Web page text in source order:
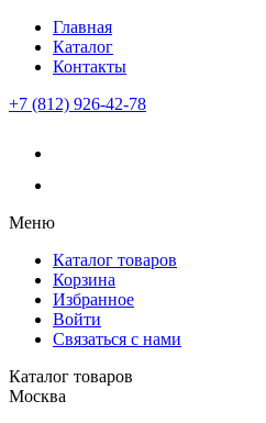
Главная
Каталог
Контакты
+7 (812) 926-42-78
Меню
Каталог товаров
Корзина
Избранное
Войти
Связаться с нами
Каталог товаров
Москва